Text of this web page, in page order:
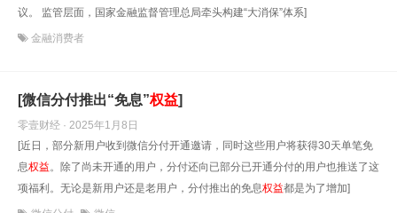
议。 监管层面，国家金融监督管理总局牵头构建“大消保”体系]
金融消费者
[微信分付推出“免息”权益]
零壹财经 · 2025年1月8日
[近日，部分新用户收到微信分付开通邀请，同时这些用户将获得30天单笔免
息权益。除了尚未开通的用户，分付还向已部分已开通分付的用户也推送了这
项福利。无论是新用户还是老用户，分付推出的免息权益都是为了增加]